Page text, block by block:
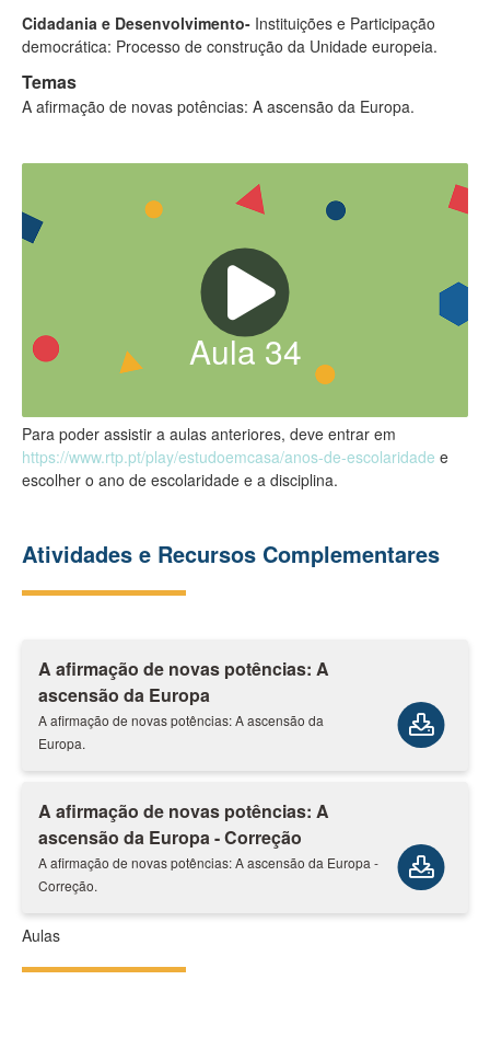
Cidadania e Desenvolvimento- Instituições e Participação
democrática: Processo de construção da Unidade europeia.
Temas
A afirmação de novas potências: A ascensão da Europa.
Aula34
Para poder assistir a aulas anteriores, deve entrar em
https://www.rtp.pt/play/estudoemcasa/anos-de-escolaridade e
escolher o ano de escolaridade e a disciplina.
Atividades e Recursos Complementares
A afirmação de novas potências: A
ascensão da Europa
A afirmação de novas potências: A ascensão da
Europa.
A afirmação de novas potências: A
ascensão da Europa - Correção
A afirmação de novas potências: A ascensão da Europa -
Correção.
Aulas